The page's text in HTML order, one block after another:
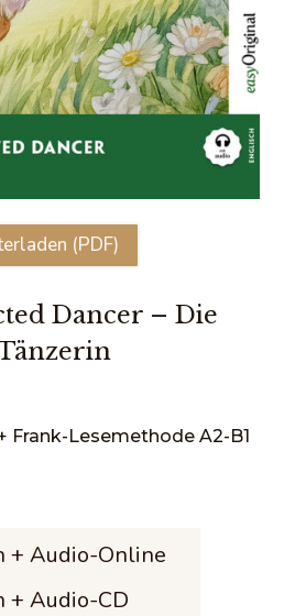
(PDF)
Dancer – Die
Frank-Lesemethode A2-B1
+ Audio-Online
+ Audio-CD